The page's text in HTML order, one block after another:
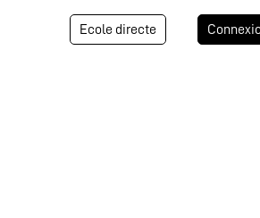
Ecole directe